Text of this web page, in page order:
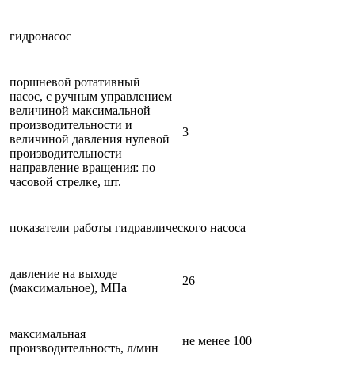
гидронасос
поршневой ротативный
насос, с ручным управлением
величиной максимальной
производительности и
величиной давления нулевой
производительности
направление вращения: по
часовой стрелке, шт.
3
показатели работы гидравлического насоса
давление на выходе
(максимальное), МПа
26
максимальная
производительность, л/мин
не менее 100